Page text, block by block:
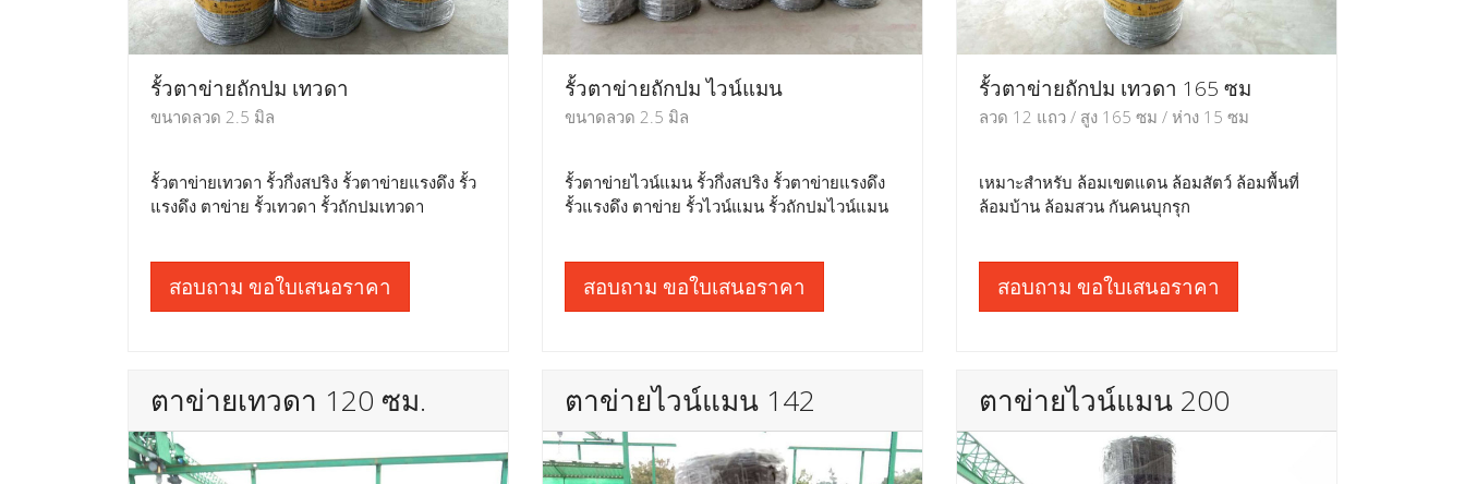
รั้วตาข่ายถักปม เทวดา
ขนาดลวด 2.5 มิล
รั้วตาข่ายเทวดา รั้วกึ่งสปริง รั้วตาข่ายแรงดึง รั้ว
แรงดึง ตาข่าย รั้วเทวดา รั้วถักปมเทวดา
สอบถาม ขอใบเสนอราคา
รั้วตาข่ายถักปม ไวน์แมน
ขนาดลวด 2.5 มิล
รั้วตาข่ายไวน์แมน รั้วกึ่งสปริง รั้วตาข่ายแรงดึง
รั้วแรงดึง ตาข่าย รั้วไวน์แมน รั้วถักปมไวน์แมน
สอบถาม ขอใบเสนอราคา
รั้วตาข่ายถักปม เทวดา 165 ซม
ลวด 12 แถว / สูง 165 ซม / ห่าง 15 ซม
เหมาะสำหรับ ล้อมเขตแดน ล้อมสัตว์ ล้อมพื้นที่
ล้อมบ้าน ล้อมสวน กันคนบุกรุก
สอบถาม ขอใบเสนอราคา
ตาข่ายเทวดา 120 ซม. ตาข่ายไวน์แมน 142 ตาข่ายไวน์แมน 200